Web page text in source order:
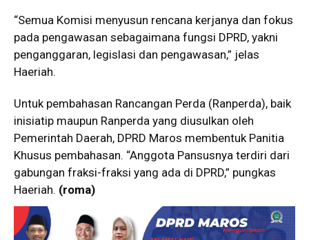
“Semua Komisi menyusun rencana kerjanya dan fokus
pada pengawasan sebagaimana fungsi DPRD, yakni
penganggaran, legislasi dan pengawasan,” jelas
Haeriah.
Untuk pembahasan Rancangan Perda (Ranperda), baik
inisiatip maupun Ranperda yang diusulkan oleh
Pemerintah Daerah, DPRD Maros membentuk Panitia
Khusus pembahasan. “Anggota Pansusnya terdiri dari
gabungan fraksi-fraksi yang ada di DPRD,” pungkas
Haeriah. (roma)